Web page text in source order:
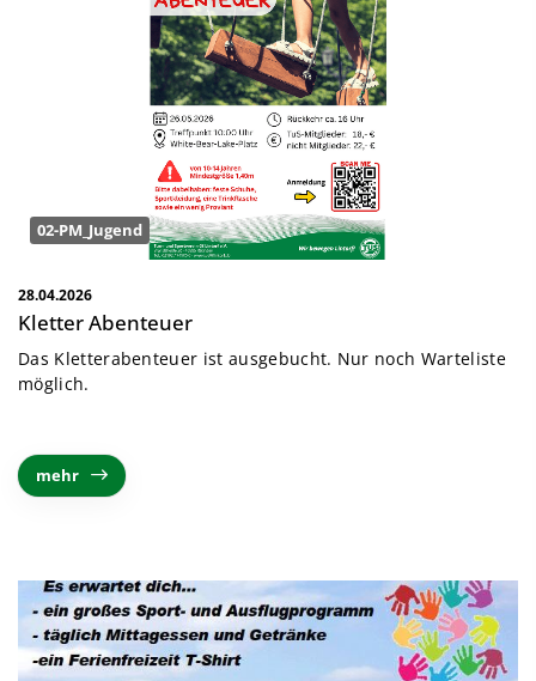
02-PM_Jugend
28.04.2026
Kletter Abenteuer
Das Kletterabenteuer ist ausgebucht. Nur noch Warteliste
möglich.
mehr